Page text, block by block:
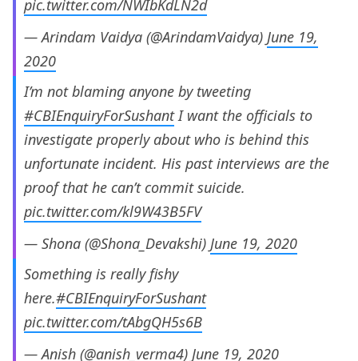
pic.twitter.com/NWIbKdLN2d
— Arindam Vaidya (@ArindamVaidya) June 19,
2020
I’m not blaming anyone by tweeting
#CBIEnquiryForSushantI want the officials to
investigate properly about who is behind this
unfortunate incident. His past interviews are the
proof that he can’t commit suicide.
pic.twitter.com/kl9W43B5FV
— Shona (@Shona_Devakshi) June 19, 2020
Something is really fishy
here.#CBIEnquiryForSushant
pic.twitter.com/tAbgQH5s6B
— Anish (@anish_verma4) June 19, 2020